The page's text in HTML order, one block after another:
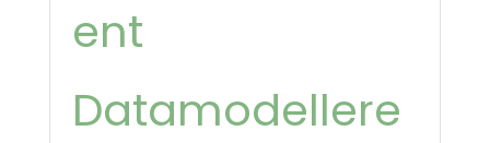
ent
Datamodellere